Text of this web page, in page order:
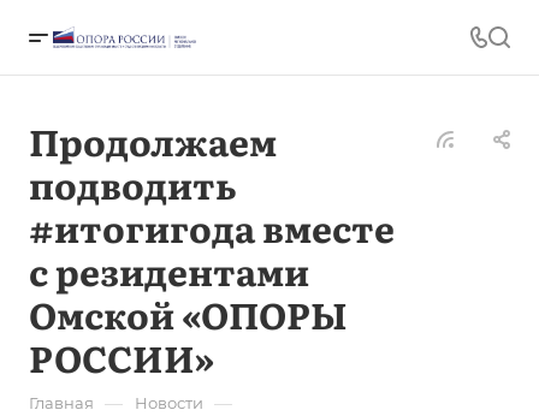
Продолжаем
подводить
#итогигода вместе
с резидентами
Омской «ОПОРЫ
РОССИИ»
Главная — Новости —